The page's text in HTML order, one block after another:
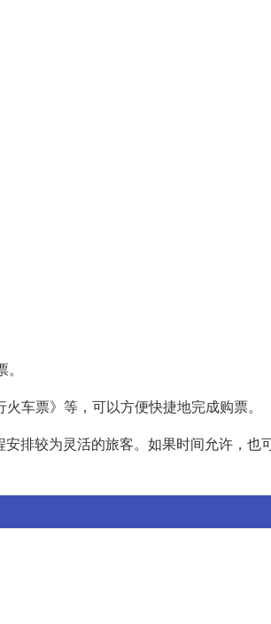
车票》等，可以方便快捷地完成购票。
排较为灵活的旅客。如果时间允许，也